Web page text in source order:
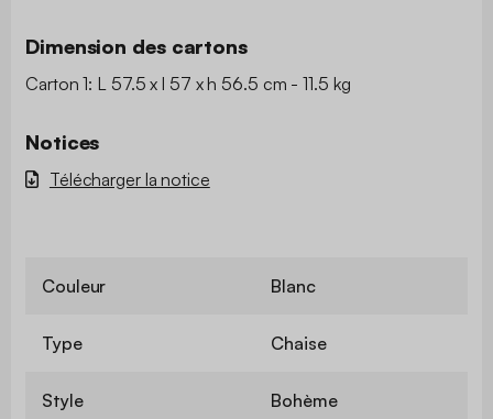
Dimension des cartons
Carton 1: L 57.5 x l 57 x h 56.5 cm - 11.5 kg
Notices
Télécharger la notice
Couleur Blanc
Type Chaise
Style Bohème